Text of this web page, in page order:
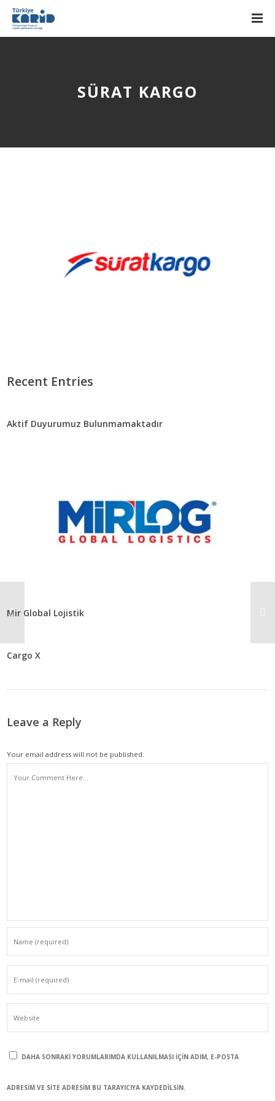
SÜRAT KARGO
Recent Entries
Aktif Duyurumuz Bulunmamaktadır
Mir Global Lojistik
Cargo X
Leave a Reply
Your email address will not be published.
DAHA SONRAKI YORUMLARIMDA KULLANILMASI IÇIN ADIM, E-POSTA
ADRESIM VE SITE ADRESIM BU TARAYICIYA KAYDEDILSIN.